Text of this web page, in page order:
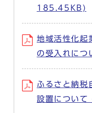
185.45KB)
地域活性化起
の受入れに
ふるさと納税
設置につい